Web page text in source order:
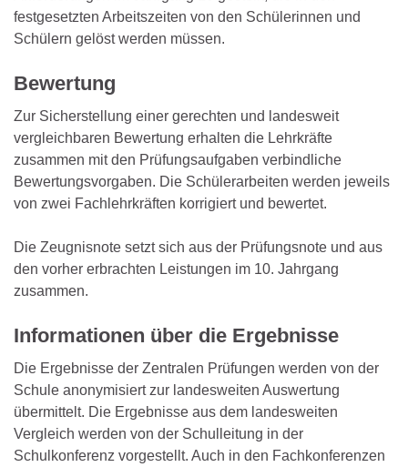
festgesetzten Arbeitszeiten von den Schülerinnen und
Schülern gelöst werden müssen.
Bewertung
Zur Sicherstellung einer gerechten und landesweit
vergleichbaren Bewertung erhalten die Lehrkräfte
zusammen mit den Prüfungsaufgaben verbindliche
Bewertungsvorgaben. Die Schülerarbeiten werden jeweils
von zwei Fachlehrkräften korrigiert und bewertet.
Die Zeugnisnote setzt sich aus der Prüfungsnote und aus
den vorher erbrachten Leistungen im 10. Jahrgang
zusammen.
Informationen über die Ergebnisse
Die Ergebnisse der Zentralen Prüfungen werden von der
Schule anonymisiert zur landesweiten Auswertung
übermittelt. Die Ergebnisse aus dem landesweiten
Vergleich werden von der Schulleitung in der
Schulkonferenz vorgestellt. Auch in den Fachkonferenzen